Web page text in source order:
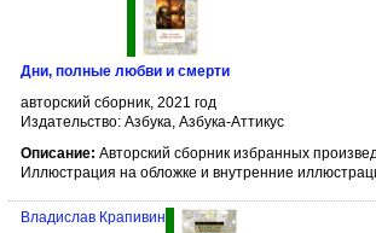
Дни, полные любви и смерти
авторский сборник, 2021 год
Издательство: Азбука, Азбука-Аттикус
Описание: Авторский сборник избранных
Иллюстрация на обложке и внутренние
Владислав Крапивин